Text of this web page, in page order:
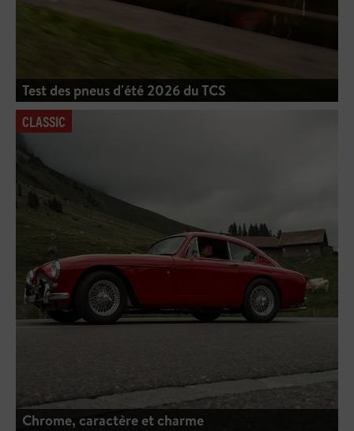
Test des pneus d'été 2026 du TCS
CLASSIC
Chrome, caractère et charme